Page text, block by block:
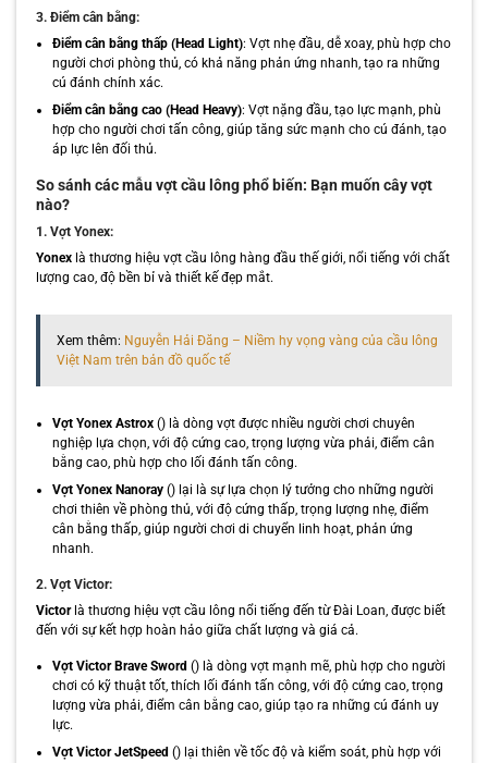
3. Điểm cân bằng:
Điểm cân bằng thấp (Head Light): Vợt nhẹ đầu, dễ xoay, phù hợp cho
người chơi phòng thủ, có khả năng phản ứng nhanh, tạo ra những
cú đánh chính xác.
Điểm cân bằng cao (Head Heavy): Vợt nặng đầu, tạo lực mạnh, phù
hợp cho người chơi tấn công, giúp tăng sức mạnh cho cú đánh, tạo
áp lực lên đối thủ.
So sánh các mẫu vợt cầu lông phổ biến: Bạn muốn cây vợt
nào?
1. Vợt Yonex:
Yonexlà thương hiệu vợt cầu lông hàng đầu thế giới, nổi tiếng với chất
lượng cao, độ bền bỉ và thiết kế đẹp mắt.
Xem thêm: Nguyễn Hải Đăng – Niềm hy vọng vàng của cầu lông
Việt Nam trên bản đồ quốc tế
Vợt Yonex Astrox() là dòng vợt được nhiều người chơi chuyên
nghiệp lựa chọn, với độ cứng cao, trọng lượng vừa phải, điểm cân
bằng cao, phù hợp cho lối đánh tấn công.
Vợt Yonex Nanoray() lại là sự lựa chọn lý tưởng cho những người
chơi thiên về phòng thủ, với độ cứng thấp, trọng lượng nhẹ, điểm
cân bằng thấp, giúp người chơi di chuyển linh hoạt, phản ứng
nhanh.
2. Vợt Victor:
Victorlà thương hiệu vợt cầu lông nổi tiếng đến từ Đài Loan, được biết
đến với sự kết hợp hoàn hảo giữa chất lượng và giá cả.
Vợt Victor Brave Sword () là dòng vợt mạnh mẽ, phù hợp cho người
chơi có kỹ thuật tốt, thích lối đánh tấn công, với độ cứng cao, trọng
lượng vừa phải, điểm cân bằng cao, giúp tạo ra những cú đánh uy
lực.
Vợt Victor JetSpeed () lại thiên về tốc độ và kiểm soát, phù hợp với